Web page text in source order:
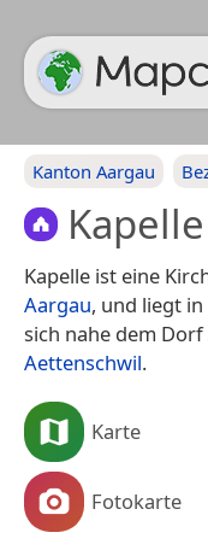
Kanton Aargau
Kapelle
Kapelle ist eine
Aargau, und liegt
sich nahe dem Dorf
Aettenschwil.
Karte
Fotokarte